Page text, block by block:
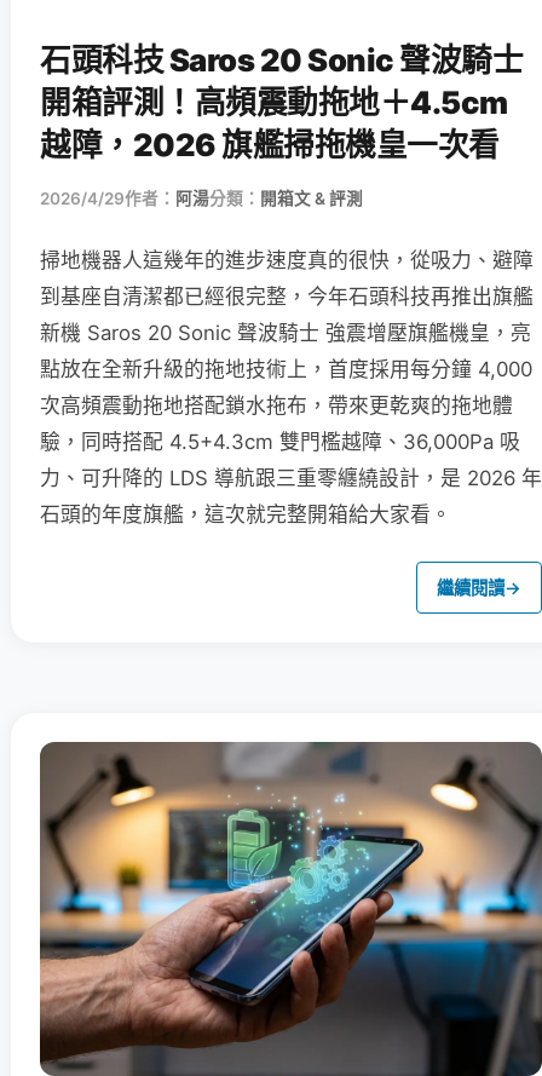
石頭科技 Saros 20 Sonic 聲波騎士
開箱評測！高頻震動拖地＋4.5cm
越障，2026 旗艦掃拖機皇一次看
2026/4/29作者： 阿湯分類： 開箱文 & 評測
掃地機器人這幾年的進步速度真的很快，從吸力、避障
到基座自清潔都已經很完整，今年石頭科技再推出旗艦
新機 Saros 20 Sonic 聲波騎士 強震增壓旗艦機皇，亮
點放在全新升級的拖地技術上，首度採用每分鐘 4,000
次高頻震動拖地搭配鎖水拖布，帶來更乾爽的拖地體
驗，同時搭配 4.5+4.3cm 雙門檻越障、36,000Pa 吸
力、可升降的 LDS 導航跟三重零纏繞設計，是 2026 年
石頭的年度旗艦，這次就完整開箱給大家看。
繼續閱讀→